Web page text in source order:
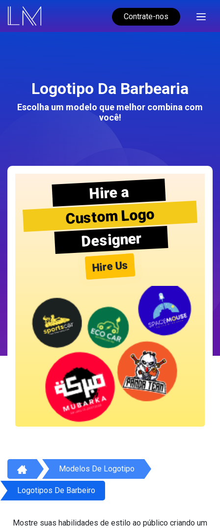
Contrate-nos
Logotipo Da Barbearia
Escolha um modelo que melhor combina com
você!
Hire a
Custom Logo
Designer
Hire Us
Modelos De Logotipo
Logotipos De Barbeiro
Mostre suas habilidades de estilo ao público criando um